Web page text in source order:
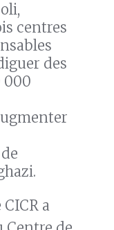
centres
des
000
a